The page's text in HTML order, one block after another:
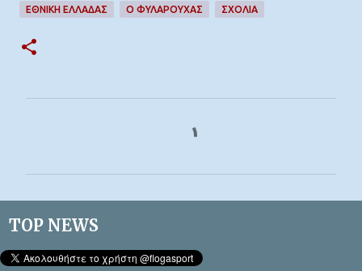
ΕΘΝΙΚΗ ΕΛΛΑΔΑΣ Ο ΦΥΛΑΡΟΎΧΑΣ ΣΧΌΛΙΑ
α
TOP NEWS